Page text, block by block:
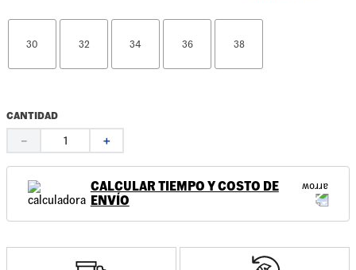
30 32 34 36 38
CANTIDAD
＋
－
CALCULAR TIEMPO Y COSTO DE
ENVÍO